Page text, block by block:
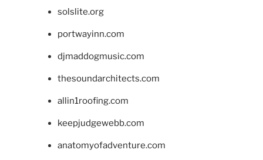
solslite.org
portwayinn.com
djmaddogmusic.com
thesoundarchitects.com
allin1roofing.com
keepjudgewebb.com
anatomyofadventure.com